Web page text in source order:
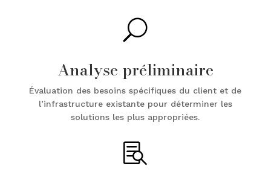
U
Analyse préliminaire
Évaluation des besoins spécifiques du client et de
l’infrastructure existante pour déterminer les
solutions les plus appropriées.
